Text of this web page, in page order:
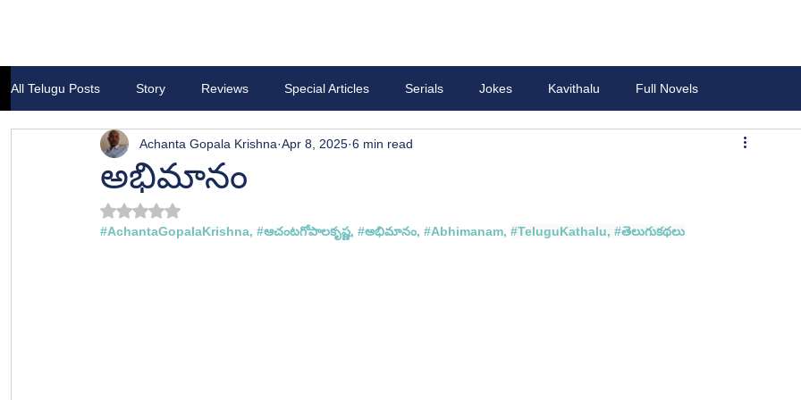
All Telugu Posts Story Reviews Special Articles Serials Jokes Kavithalu Full Novels
అభిమానం
Achanta Gopala Krishna Apr 8, 2025 6 min read
Rated NaN out of 5 stars.
#AchantaGopalaKrishna, #ఆచంటగోపాలకృష్ణ, #అభిమానం, #Abhimanam, #TeluguKathalu, #తెలుగుకథలు